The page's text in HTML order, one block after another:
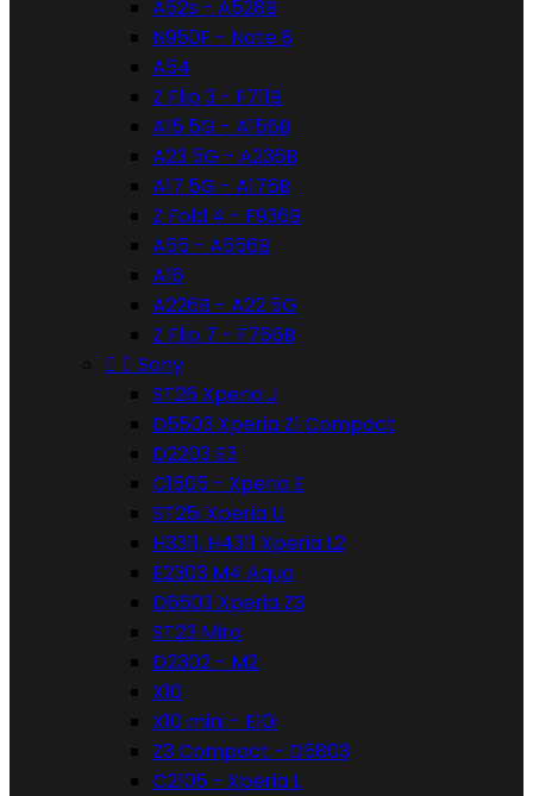
A52s - A528B
N950F - Note 8
A54
Z Flip 3 - F711B
A15 5G - A156B
A23 5G - A236B
A17 5G - A176B
Z Fold 4 - F936B
A55 - A556B
A16
A226B - A22 5G
Z Flip 7 - F766B
  Sony
ST26 Xperia J
D5503 Xperia Z1 Compact
D2203 E3
C1505 - Xperia E
ST25i Xperia U
H3311, H4311 Xperia L2
E2303 M4 Aqua
D6603 Xperia Z3
ST23 Miro
D2302 - M2
X10
X10 mini - E10i
Z3 Compact - D5803
C2105 - Xperia L